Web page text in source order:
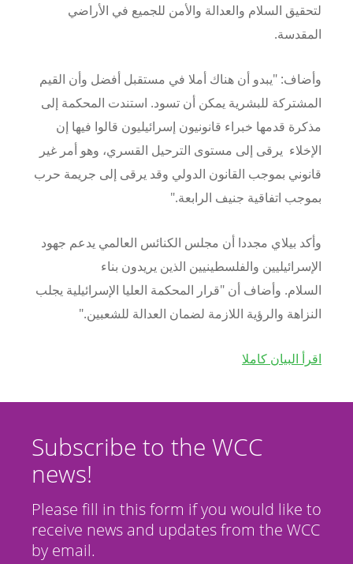
لتحقيق السلام والعدالة والأمن للجميع في الأراضي
المقدسة.
وأضاف: "يبدو أن هناك أملا في مستقبل أفضل وأن القيم
المشتركة للبشرية يمكن أن تسود. استندت المحكمة إلى
مذكرة قدمها خبراء قانونيون إسرائيليون قالوا فيها إن
الإخلاء يرقى إلى مستوى الترحيل القسري، وهو أمر غير
قانوني بموجب القانون الدولي وقد يرقى إلى جريمة حرب
بموجب اتفاقية جنيف الرابعة."
وأكد بيلاي مجددا أن مجلس الكنائس العالمي يدعم جهود
الإسرائيليين والفلسطينيين الذين يريدون بناء
السلام. وأضاف أن "قرار المحكمة العليا الإسرائيلية يجلب
النزاهة والرؤية اللازمة لضمان العدالة للشعبين."
اقرأ البيان كاملا
Subscribe to the WCC
news!
Please fill in this form if you would like to
receive news and updates from the WCC
by email.